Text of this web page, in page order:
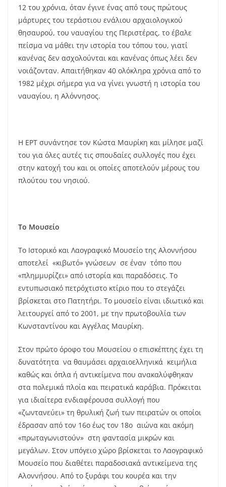
12 του χρόνια, όταν έγινε ένας από τους πρώτους
μάρτυρες του τεράστιου ενάλιου αρχαιολογικού
θησαυρού, του ναυαγίου της Περιστέρας, το έβαλε
πείσμα να μάθει την ιστορία του τόπου του, γιατί
κανένας δεν ασχολούνται και κανένας όπως λέει δεν
νοιάζονταν. Απαιτήθηκαν 40 ολόκληρα χρόνια από το
1982 μέχρι σήμερα για να γίνει γνωστή η ιστορία του
ναυαγίου, η Αλόννησος.
Η ΕΡΤ συνάντησε τον Κώστα Μαυρίκη και μίλησε μαζί
του για όλες αυτές τις σπουδαίες συλλογές που έχει
στην κατοχή του και οι οποίες αποτελούν μέρους του
πλούτου του νησιού.
Το Μουσείο
Το Ιστορικό και Λαογραφικό Μουσείο της Αλοννήσου
αποτελεί «κιβωτό» γνώσεων σε έναν τόπο που
«πλημμυρίζει» από ιστορία και παραδόσεις. Το
εντυπωσιακό πετρόχτιστο κτίριο που το στεγάζει
βρίσκεται στο Πατητήρι. Το μουσείο είναι ιδιωτικό και
λειτουργεί από το 2001, με την πρωτοβουλία των
Κωνσταντίνου και Αγγέλας Μαυρίκη.
Στον πρώτο όροφο του Μουσείου ο επισκέπτης έχει τη
δυνατότητα να θαυμάσει αρχαιοελληνικά κειμήλια
καθώς και όπλα ή αντικείμενα που ανακαλύφθηκαν
στα πολεμικά πλοία και πειρατικά καράβια. Πρόκειται
για ιδιαίτερα ενδιαφέρουσα συλλογή που
«ζωντανεύει» τη θρυλική ζωή των πειρατών οι οποίοι
έδρασαν από τον 16ο έως τον 18ο αιώνα και ακόμη
«πρωταγωνιστούν» στη φαντασία μικρών και
μεγάλων. Στον υπόγειο χώρο βρίσκεται το Λαογραφικό
Μουσείο που διαθέτει παραδοσιακά αντικείμενα της
Αλοννήσου. Από το ξυράφι του κουρέα και την